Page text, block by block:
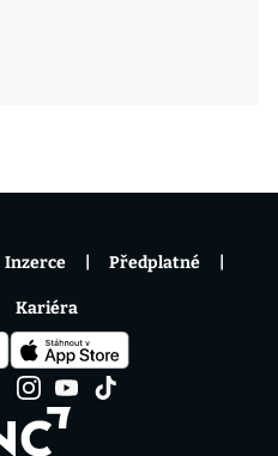
Inzerce Předplatné
Kariéra